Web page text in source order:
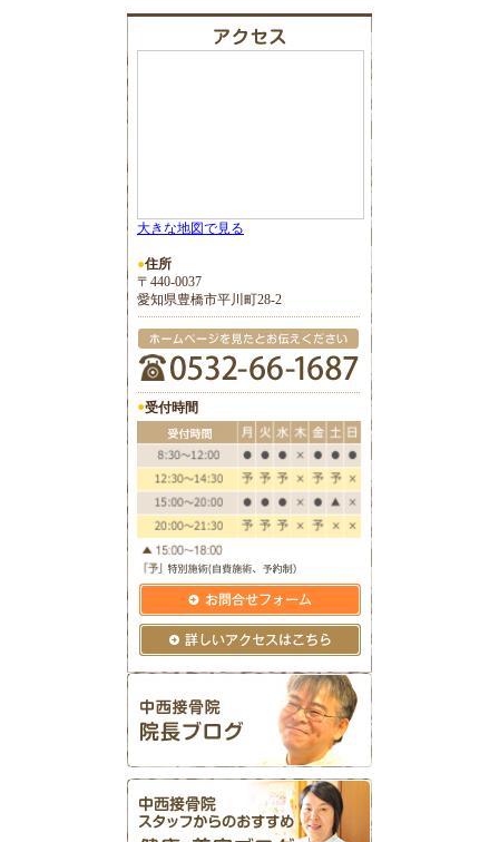
大きな地図で見る
●住所
〒440-0037
愛知県豊橋市平川町28-2
●受付時間